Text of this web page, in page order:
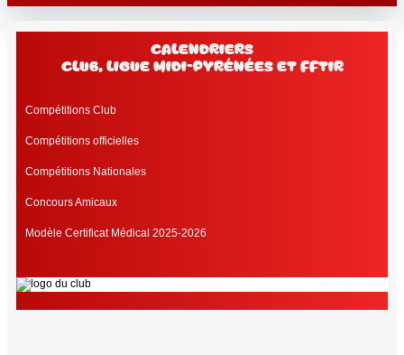
Calendriers
club, Ligue Midi-Pyrénées et FFtir
Compétitions Club
Compétitions officielles
Compétitions Nationales
Concours Amicaux
Modèle Certificat Médical 2025-2026